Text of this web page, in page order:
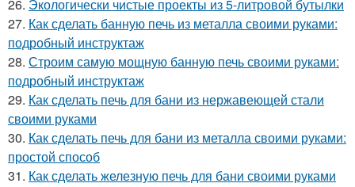
26. Экологически чистые проекты из 5-литровой бутылки
27. Как сделать банную печь из металла своими руками:
подробный инструктаж
28. Строим самую мощную банную печь своими руками:
подробный инструктаж
29. Как сделать печь для бани из нержавеющей стали
своими руками
30. Как сделать печь для бани из металла своими руками:
простой способ
31. Как сделать железную печь для бани своими руками